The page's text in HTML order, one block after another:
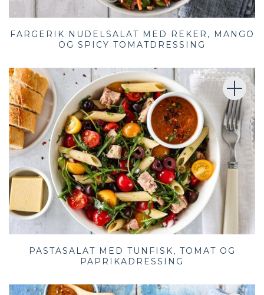
FARGERIK NUDELSALAT MED REKER, MANGO
OG SPICY TOMATDRESSING
PASTASALAT MED TUNFISK, TOMAT OG
PAPRIKADRESSING